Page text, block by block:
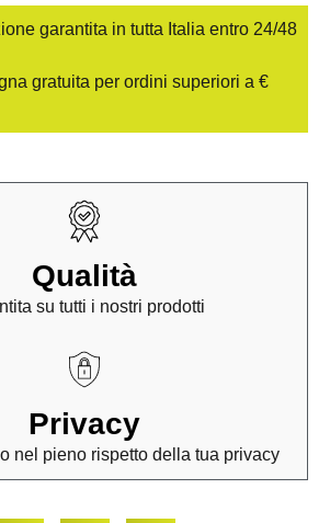
garantita in tutta Italia entro 24/48
gratuita per ordini superiori a €
Qualità
su tutti i nostri prodotti
Privacy
nel pieno rispetto della tua privacy